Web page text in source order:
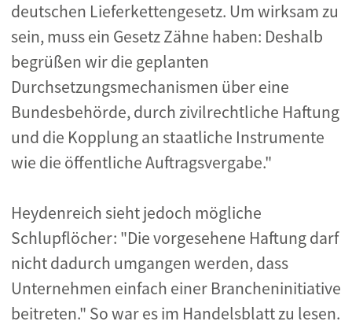
deutschen Lieferkettengesetz. Um wirksam zu
sein, muss ein Gesetz Zähne haben: Deshalb
begrüßen wir die geplanten
Durchsetzungsmechanismen über eine
Bundesbehörde, durch zivilrechtliche Haftung
und die Kopplung an staatliche Instrumente
wie die öffentliche Auftragsvergabe."
Heydenreich sieht jedoch mögliche
Schlupflöcher: "Die vorgesehene Haftung darf
nicht dadurch umgangen werden, dass
Unternehmen einfach einer Brancheninitiative
beitreten." So war es im Handelsblatt zu lesen.